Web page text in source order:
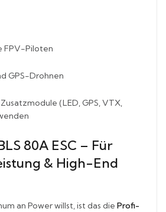
FPV-Piloten
GPS-Drohnen
(LED, GPS, VTX,
80A ESC – Für
& High-End
an Power willst, ist das die Profi-